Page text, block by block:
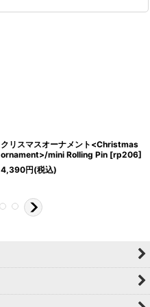
クリスマスオーナメント<Christmas
ornament>/mini Rolling Pin [rp206]
4,390円(税込)